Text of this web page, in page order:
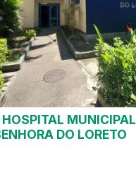
MUNICIPAL
DO LORETO